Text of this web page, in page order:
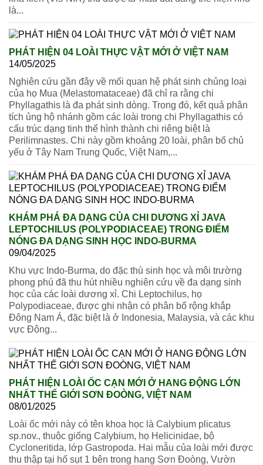
là...
PHÁT HIỆN 04 LOÀI THỰC VẬT MỚI Ở VIỆT NAM
14/05/2025
Nghiên cứu gần đây về mối quan hệ phát sinh chủng loại
của họ Mua (Melastomataceae) đã chỉ ra rằng chi
Phyllagathis là đa phát sinh dòng. Trong đó, kết quả phân
tích ủng hộ nhánh gồm các loài trong chi Phyllagathis có
cấu trúc dạng tinh thể hình thành chi riêng biệt là
Perilimnastes. Chi này gồm khoảng 20 loài, phân bố chủ
yếu ở Tây Nam Trung Quốc, Việt Nam,...
KHÁM PHÁ ĐA DẠNG CỦA CHI DƯƠNG XỈ JAVA
LEPTOCHILUS (POLYPODIACEAE) TRONG ĐIỂM
NÓNG ĐA DẠNG SINH HỌC INDO-BURMA
09/04/2025
Khu vực Indo-Burma, do đặc thù sinh học và môi trường
phong phú đã thu hút nhiều nghiên cứu về đa dạng sinh
học của các loài dương xỉ. Chi Leptochilus, họ
Polypodiaceae, được ghi nhận có phân bố rộng khắp
Đông Nam Á, đặc biệt là ở Indonesia, Malaysia, và các khu
vực Đông...
PHÁT HIỆN LOÀI ỐC CẠN MỚI Ở HANG ĐỘNG LỚN
NHẤT THẾ GIỚI SƠN ĐOÒNG, VIỆT NAM
08/01/2025
Loài ốc mới này có tên khoa học là Calybium plicatus
sp.nov., thuộc giống Calybium, họ Helicinidae, bộ
Cycloneritida, lớp Gastropoda. Hai mẫu của loài mới được
thu thập tại hố sụt 1 bên trong hang Sơn Đoòng, Vườn